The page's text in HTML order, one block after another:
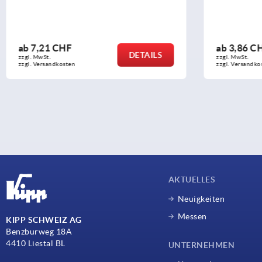
ab3,86 CHF
zzgl. MwSt.
zzgl. Versandkosten
DETAILS
ab
zzgl.
zzgl.
KIPP SCHWEIZ AG
Benzburweg 18A
4410 Liestal BL
AKTUELLES
Neuigkeiten
Messen
UNTERNEHMEN